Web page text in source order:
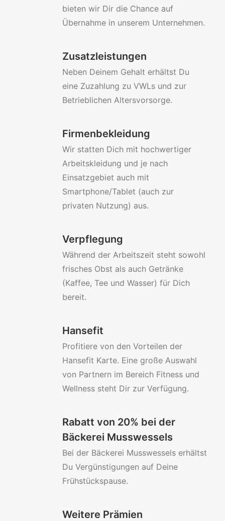
bieten wir Dir die Chance auf
Übernahme in unserem Unternehmen.
Zusatzleistungen
Neben Deinem Gehalt erhältst Du
eine Zuzahlung zu VWLs und zur
Betrieblichen Altersvorsorge.
Firmenbekleidung
Wir statten Dich mit hochwertiger
Arbeitskleidung und je nach
Einsatzgebiet auch mit
Smartphone/Tablet (auch zur
privaten Nutzung) aus.
Verpflegung
Während der Arbeitszeit steht sowohl
frisches Obst als auch Getränke
(Kaffee, Tee und Wasser) für Dich
bereit.
Hansefit
Profitiere von den Vorteilen der
Hansefit Karte. Eine große Auswahl
von Partnern im Bereich Fitness und
Wellness steht Dir zur Verfügung.
Rabatt von 20% bei der
Bäckerei Musswessels
Bei der Bäckerei Musswessels erhältst
Du Vergünstigungen auf Deine
Frühstückspause.
Weitere Prämien